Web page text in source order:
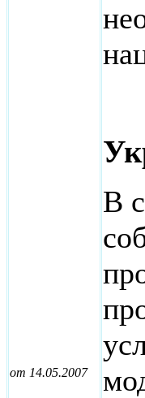
от 14.05.2007
В